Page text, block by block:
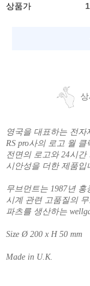
상품가
영국을 대표하는 전
RS pro사의 로고 월 클
전면의 로고와 24시
시안성을 더한 제품입
무브먼트는 1987년
시계 관련 고품질의
파츠를 생산하는
Size Ø 200 x H 50 mm
Made in U.K.